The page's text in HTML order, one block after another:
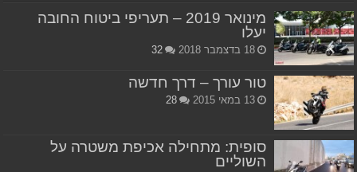
מינואר 2019 – תעריפי ביטוח החובה
יעלו
18 בדצמבר 2018 32
טור עורך – דרך חדשה
13 במאי 2015 28
סופית: מתחילה אכיפת משטרה על
השוליים